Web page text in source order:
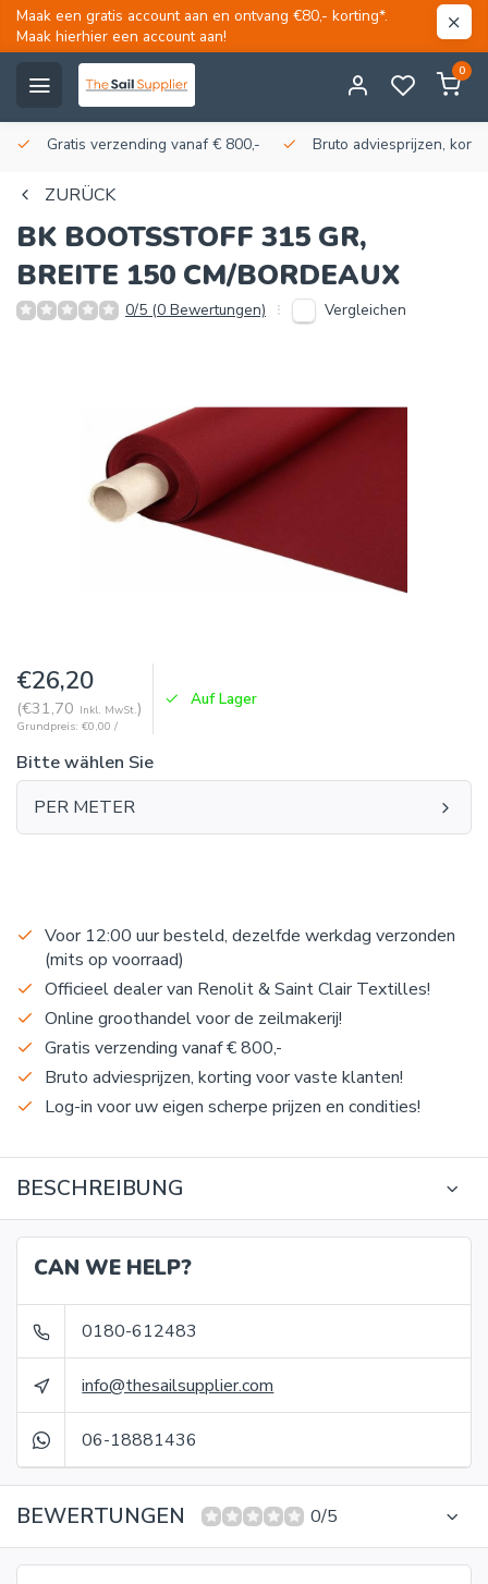
Maak een gratis account aan en ontvang €80,- korting*.
Maak hierhier een account aan!
0
Gratis verzending vanaf € 800,- Bruto adviesprijzen,
ZURÜCK
BK BOOTSSTOFF 315 GR,
BREITE 150 CM/BORDEAUX
0/5 (0 Bewertungen) Vergleichen
€26,20
(€31,70 Inkl. MwSt.)
Grundpreis: €0,00 /
Auf Lager
Bitte wählen Sie
PER METER
Voor 12:00 uur besteld, dezelfde werkdag verzonden
(mits op voorraad)
Officieel dealer van Renolit & Saint Clair Textilles!
Online groothandel voor de zeilmakerij!
Gratis verzending vanaf € 800,-
Bruto adviesprijzen, korting voor vaste klanten!
Log-in voor uw eigen scherpe prijzen en condities!
BESCHREIBUNG
CAN WE HELP?
0180-612483
info@thesailsupplier.com
06-18881436
BEWERTUNGEN 0/5